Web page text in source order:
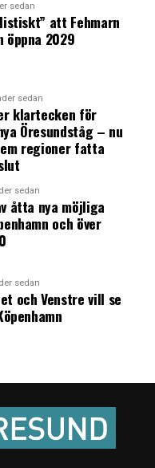
sedan
att Fehmarn
öppna 2029
sedan
klartecken för
Öresundståg – nu
regioner fatta
sedan
åtta nya möjliga
och över
sedan
och Venstre vill se